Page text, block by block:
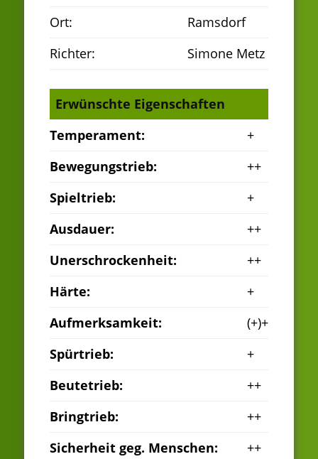
Ort:
Ramsdorf
Richter:
Simone Metz
Erwünschte Eigenschaften
Temperament:
+
Bewegungstrieb:
++
Spieltrieb:
+
Ausdauer:
++
Unerschrockenheit:
++
Härte:
+
Aufmerksamkeit:
(+)+
Spürtrieb:
+
Beutetrieb:
++
Bringtrieb:
++
Sicherheit geg. Menschen:
++